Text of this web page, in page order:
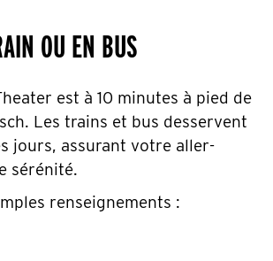
OU EN BUS
est à 10 minutes à pied de
Les trains et bus desservent
jours, assurant votre aller-
sérénité.
renseignements :